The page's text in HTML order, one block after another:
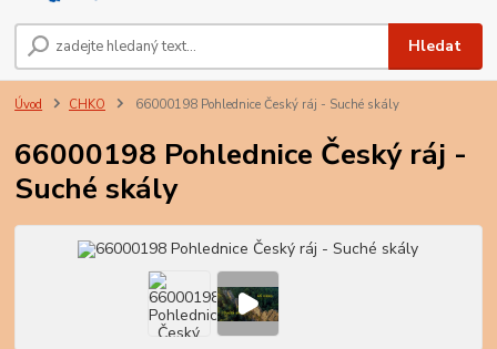
Hledat
Úvod CHKO 66000198 Pohlednice Český ráj - Suché skály
66000198 Pohlednice Český ráj -
Suché skály